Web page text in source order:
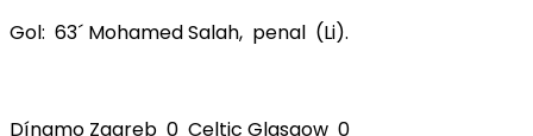
Gol: 63´ Mohamed Salah, penal (Li).
Dínamo Zagreb 0 Celtic Glasgow 0